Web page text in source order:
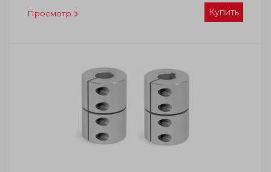
Просмотр Купить